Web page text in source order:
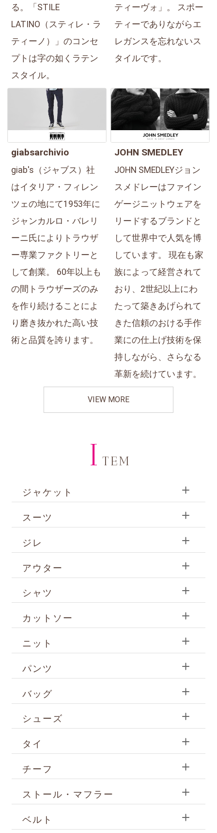
る。「STILE
LATINO（スティレ・ラ
ティーノ）」のコンセ
プトは字の如くラテン
スタイル。
ティーヴォ」。 スポー
ティーでありながらエ
レガンスを忘れないス
タイルです。
giabsarchivio
giab's（ジャブス）社
はイタリア・フィレン
ツェの地にて1953年に
ジャンカルロ・バレリ
ーニ氏によりトラウザ
ー専業ファクトリーと
して創業。 60年以上も
の間トラウザーズのみ
を作り続けることによ
り磨き抜かれた高い技
術と品質を誇ります。
JOHN SMEDLEY
JOHN SMEDLEYジョン
スメドレーはファイン
ゲージニットウェアを
リードするブランドと
して世界中で人気を博
しています。 現在も家
族によって経営されて
おり、2世紀以上にわ
たって築きあげられて
きた信頼のおける手作
業にの仕上げ技術を保
持しながら、さらなる
革新を続けています。
VIEW MORE
I TEM
ジャケット
スーツ
ジレ
アウター
シャツ
カットソー
ニット
パンツ
バッグ
シューズ
タイ
チーフ
ストール・マフラー
ベルト